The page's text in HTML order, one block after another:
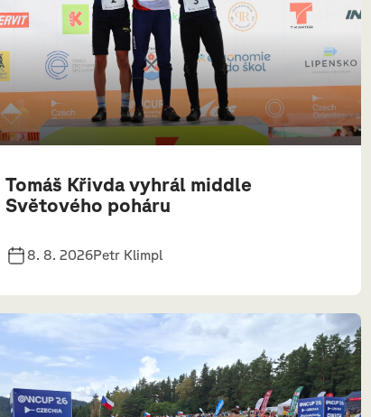
Tomáš Křivda vyhrál middle
Světového poháru
8. 8. 2026Petr Klimpl